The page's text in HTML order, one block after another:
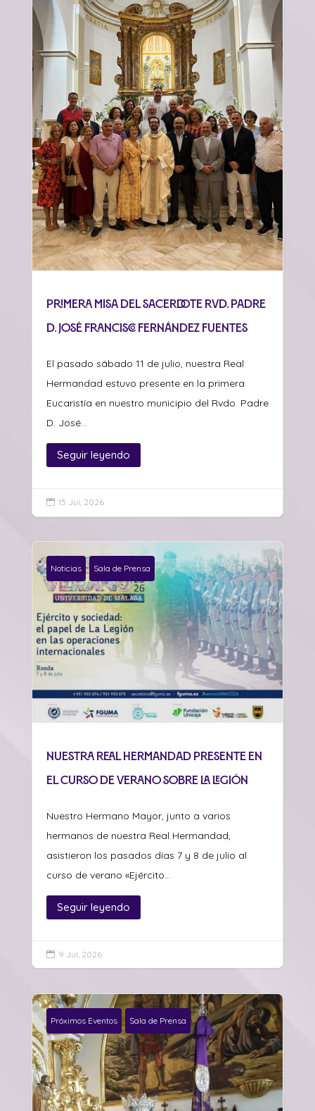
Primera misa del sacerdote Rvd. Padre
D. José Francisco Fernández Fuentes
El pasado sábado 11 de julio, nuestra Real
Hermandad estuvo presente en la primera
Eucaristía en nuestro municipio del Rvdo. Padre
D. José...
Seguir leyendo
 15 Jul, 2026
Noticias Sala de Prensa
Nuestra Real Hermandad presente en
el curso de verano sobre La Legión
Nuestro Hermano Mayor, junto a varios
hermanos de nuestra Real Hermandad,
asistieron los pasados días 7 y 8 de julio al
curso de verano «Ejército...
Seguir leyendo
 9 Jul, 2026
Próximos Eventos Sala de Prensa